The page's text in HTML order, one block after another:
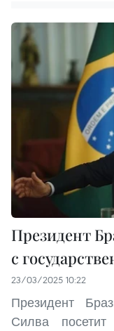
Президент
с
23/03/2025 10:22
Президент
Силва